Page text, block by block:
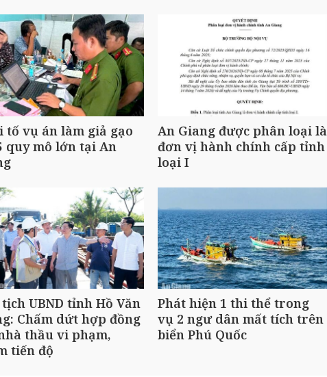
tố vụ án làm giả gạo
quy mô lớn tại An
An Giang được phân loại là
đơn vị hành chính cấp tỉnh
loại I
UBND tỉnh Hồ Văn
Chấm dứt hợp đồng
thầu vi phạm,
tiến độ
Phát hiện 1 thi thể trong
vụ 2 ngư dân mất tích trên
biển Phú Quốc